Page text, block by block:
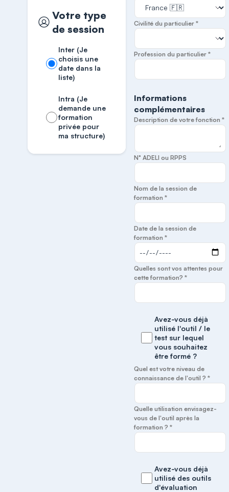
Votre type
de session
Inter (Je
choisis une
date dans la
liste)
Intra (Je
demande une
formation
privée pour
ma structure)
Civilité du particulier *
Profession du particulier *
Informations
complémentaires
Description de votre fonction *
N° ADELI ou RPPS
Nom de la session de
formation *
Date de la session de
formation *
Quelles sont vos attentes pour
cette formation? *
Avez-vous déjà
utilisé l'outil / le
test sur lequel
vous souhaitez
être formé ?
Quel est votre niveau de
connaissance de l'outil ? *
Quelle utilisation envisagez-
vous de l'outil après la
formation ? *
Avez-vous déjà
utilisé des outils
d'évaluation